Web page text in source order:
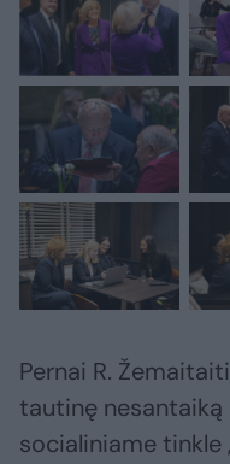
Pernai R.
tautinę
socialiniame tinkle